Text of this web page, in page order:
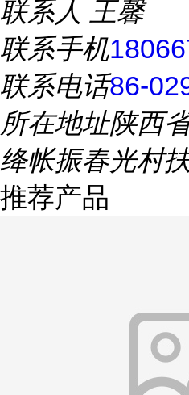
联系人 王馨
联系手机
联系电话86-
所在地址陕西
绛帐振春光村
推荐产品